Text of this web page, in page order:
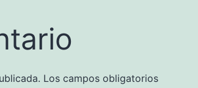
Los campos obligatorios